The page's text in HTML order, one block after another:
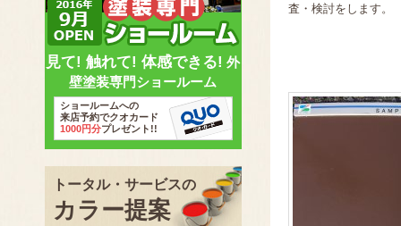
査・検討をします。
見て! 触れて! 体感できる! 外
壁塗装専門ショールーム
ショールームへの
来店予約でクオカード
1000円分プレゼント!!
トータル・サービスの
カラー提案